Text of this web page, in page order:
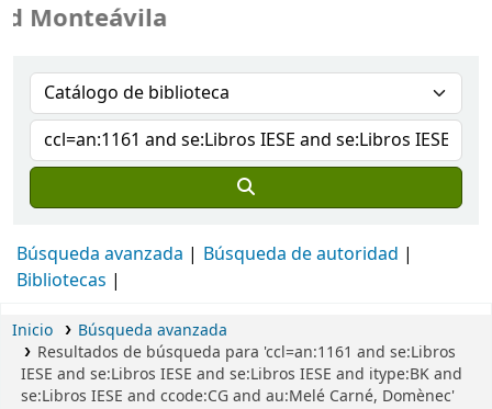
Búsqueda avanzada
Búsqueda de autoridad
Bibliotecas
Inicio
Búsqueda avanzada
Resultados de búsqueda para 'ccl=an:1161 and se:Libros
IESE and se:Libros IESE and se:Libros IESE and itype:BK and
se:Libros IESE and ccode:CG and au:Melé Carné, Domènec'